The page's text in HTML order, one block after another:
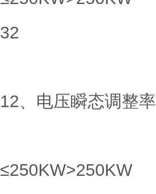
32
12、电压瞬态调整率
≤250KW>250KW